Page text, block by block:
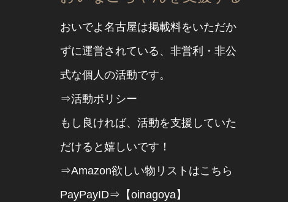
おいでよ名古屋は掲載料をいただか
ずに運営されている、非営利・非公
式な個人の活動です。
⇒活動ポリシー
もし良ければ、活動を支援していた
だけると嬉しいです！
⇒Amazon欲しい物リストはこちら
PayPayID⇒【oinagoya】